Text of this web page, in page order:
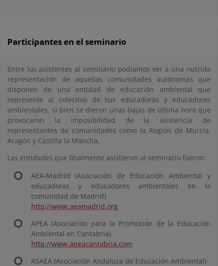
Participantes en el seminario
Entre los asistentes al seminario podíamos ver a una nutrida
representación de aquellas comunidades autónomas que
disponen de una entidad de educación ambiental que
represente al colectivo de sus educadoras y educadores
ambientales, si bien se dieron unas bajas de última hora que
provocaron la imposibilidad de la asistencia de
representantes de comunidades como la Región de Murcia,
Aragón y Castilla la Mancha.
Las entidades que finalmente asistieron al seminario fueron:
AEA-Madrid (Asociación de Educación Ambiental y
educadoras y educadores ambientales en la
comunidad de Madrid)
http://www.aeamadrid.org
APEA (Asociación para la Promoción de la Educación
Ambiental en Cantabria)
http://www.apeacantabria.com
ASAEA (Asociación Andaluza de Educación Ambiental)